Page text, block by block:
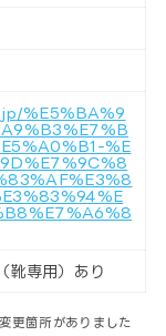
%E5%BA%9
%E
靴専用）あり
更箇所がありました